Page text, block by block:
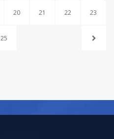
20 21 22 23
25